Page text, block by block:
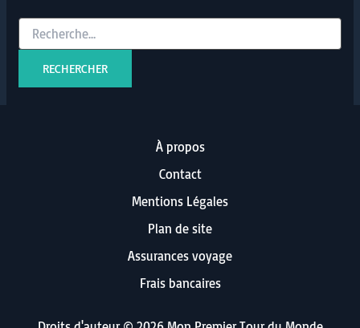
Rechercher :
À propos
Contact
Mentions Légales
Plan de site
Assurances voyage
Frais bancaires